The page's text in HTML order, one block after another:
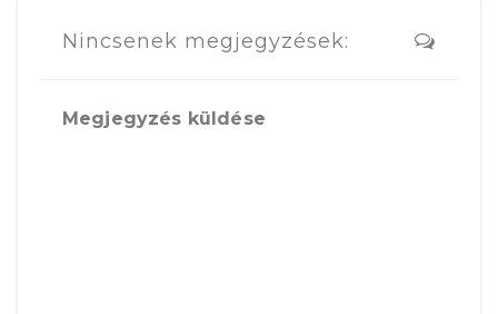
Nincsenek megjegyzések:
Megjegyzés küldése